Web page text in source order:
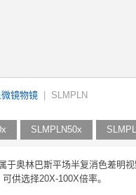
镜物镜 SLMPLN
SLMPLN50x
于奥林巴斯平场半复消色差明视
供选择20X-100X倍率。